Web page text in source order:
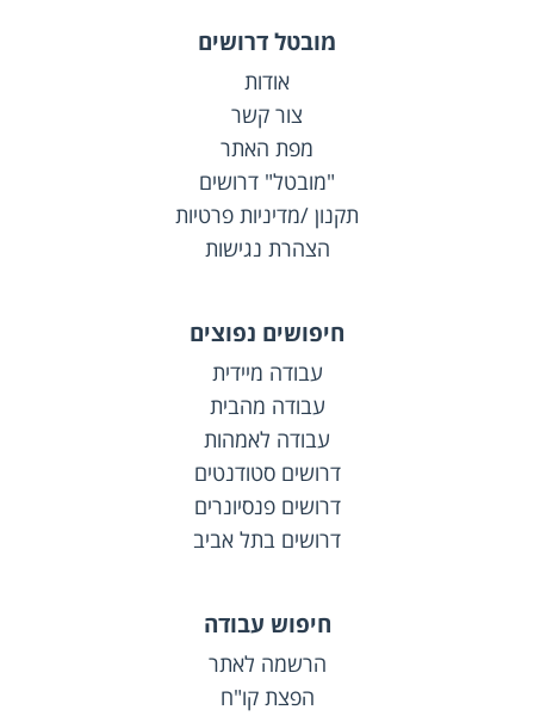
מובטל דרושים
אודות
צור קשר
מפת האתר
"מובטל" דרושים
תקנון /מדיניות פרטיות
הצהרת נגישות
חיפושים נפוצים
עבודה מיידית
עבודה מהבית
עבודה לאמהות
דרושים סטודנטים
דרושים פנסיונרים
דרושים בתל אביב
חיפוש עבודה
הרשמה לאתר
הפצת קו"ח